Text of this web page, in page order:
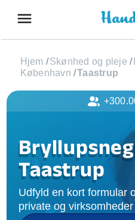
menu
Hjem /Skønhed og pleje /
København /Taastrup
Taastrup
Udfyld en kort formular
private og